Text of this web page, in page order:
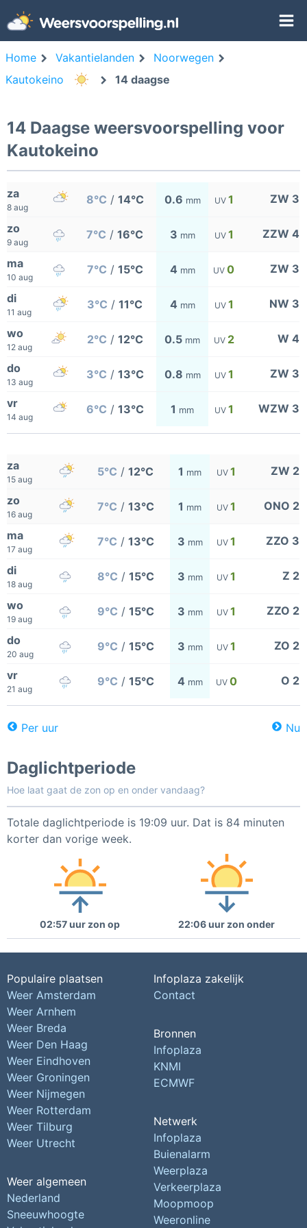
Home Vakantielanden
Noorwegen
Kautokeino
14 daagse
14 Daagse weersvoorspelling voor
Kautokeino
za
8 aug
8°C / 14°C 0.6 mm UV 1 ZW 3
zo
9 aug
7°C / 16°C 3 mm UV 1 ZZW 4
ma
10 aug
7°C / 15°C 4 mm UV 0 ZW 3
di
11 aug
3°C / 11°C 4 mm UV 1 NW 3
wo
12 aug
2°C / 12°C 0.5 mm UV 2 W 4
do
13 aug
3°C / 13°C 0.8 mm UV 1 ZW 3
vr
14 aug
6°C / 13°C 1 mm UV 1 WZW 3
za
15 aug
5°C / 12°C 1 mm UV 1 ZW 2
zo
16 aug
7°C / 13°C 1 mm UV 1 ONO 2
ma
17 aug
7°C / 13°C 3 mm UV 1 ZZO 3
di
18 aug
8°C / 15°C 3 mm UV 1 Z 2
wo
19 aug
9°C / 15°C 3 mm UV 1 ZZO 2
do
20 aug
9°C / 15°C 3 mm UV 1 ZO 2
vr
21 aug
9°C / 15°C 4 mm UV 0 O 2
Per uur Nu
Daglichtperiode
Hoe laat gaat de zon op en onder vandaag?
Totale daglichtperiode is 19:09 uur. Dat is 84 minuten
korter dan vorige week.
02:57 uur zon op 22:06 uur zon onder
Populaire plaatsen
Weer Amsterdam
Weer Arnhem
Weer Breda
Weer Den Haag
Weer Eindhoven
Weer Groningen
Weer Nijmegen
Weer Rotterdam
Weer Tilburg
Weer Utrecht
Weer algemeen
Nederland
Sneeuwhoogte
Infoplaza zakelijk
Contact
Bronnen
Infoplaza
KNMI
ECMWF
Netwerk
Infoplaza
Buienalarm
Weerplaza
Verkeerplaza
Moopmoop
Weeronline